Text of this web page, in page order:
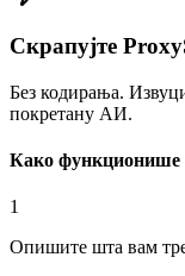
Скрапујте
Без кодирања.
покретану АИ.
Како функционише
1
Опишите шта вам